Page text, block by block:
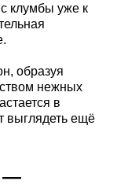
с клумбы уже к
образуя
нежных
в
выглядеть ещё
—